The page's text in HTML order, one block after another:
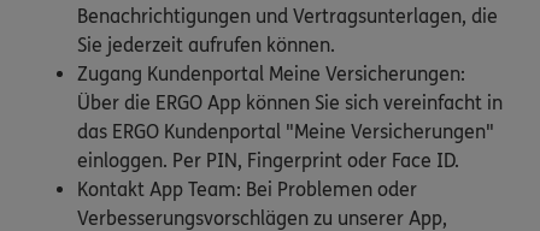
Benachrichtigungen und Vertragsunterlagen, die
Sie jederzeit aufrufen können.
Zugang Kundenportal Meine Versicherungen:
Über die ERGO App können Sie sich vereinfacht in
das ERGO Kundenportal "Meine Versicherungen"
einloggen. Per PIN, Fingerprint oder Face ID.
Kontakt App Team: Bei Problemen oder
Verbesserungsvorschlägen zu unserer App,